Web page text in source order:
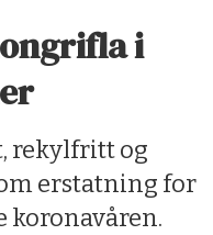
i
rekylfritt og
erstatning for
koronavåren.